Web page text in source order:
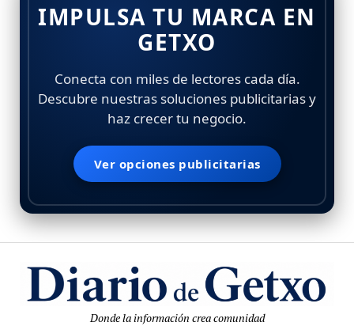
IMPULSA TU MARCA EN
GETXO
Conecta con miles de lectores cada día.
Descubre nuestras soluciones publicitarias y
haz crecer tu negocio.
Ver opciones publicitarias
Donde la información crea comunidad